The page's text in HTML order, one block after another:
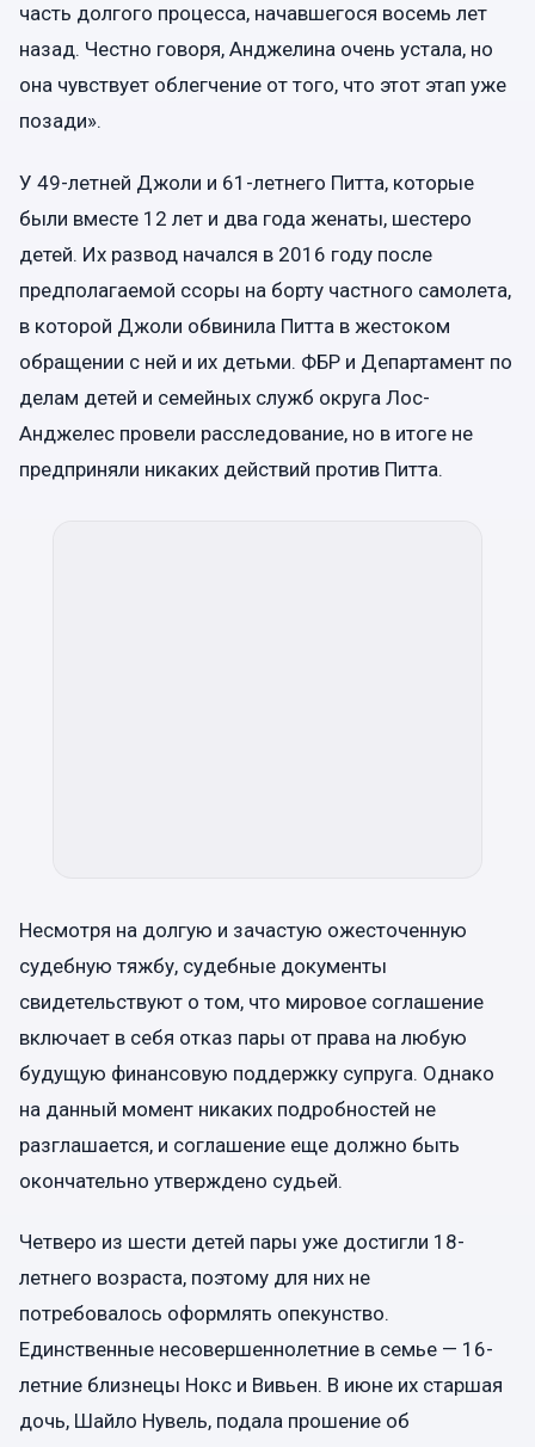
часть долгого процесса, начавшегося восемь лет
назад. Честно говоря, Анджелина очень устала, но
она чувствует облегчение от того, что этот этап уже
позади».
У 49-летней Джоли и 61-летнего Питта, которые
были вместе 12 лет и два года женаты, шестеро
детей. Их развод начался в 2016 году после
предполагаемой ссоры на борту частного самолета,
в которой Джоли обвинила Питта в жестоком
обращении с ней и их детьми. ФБР и Департамент по
делам детей и семейных служб округа Лос-
Анджелес провели расследование, но в итоге не
предприняли никаких действий против Питта.
Несмотря на долгую и зачастую ожесточенную
судебную тяжбу, судебные документы
свидетельствуют о том, что мировое соглашение
включает в себя отказ пары от права на любую
будущую финансовую поддержку супруга. Однако
на данный момент никаких подробностей не
разглашается, и соглашение еще должно быть
окончательно утверждено судьей.
Четверо из шести детей пары уже достигли 18-
летнего возраста, поэтому для них не
потребовалось оформлять опекунство.
Единственные несовершеннолетние в семье — 16-
летние близнецы Нокс и Вивьен. В июне их старшая
дочь, Шайло Нувель, подала прошение об